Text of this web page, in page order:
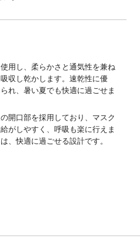
用し、柔らかさと通気性を兼ね
収し乾かします。速乾性に優
れ、暑い夏でも快適に過ごせま
開口部を採用しており、マスク
がしやすく、呼吸も楽に行えま
、快適に過ごせる設計です。